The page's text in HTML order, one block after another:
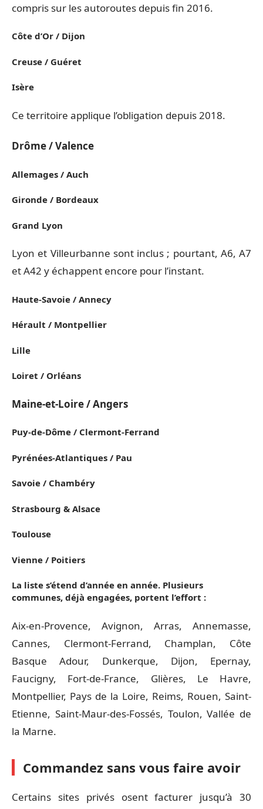
compris sur les autoroutes depuis fin 2016.
Côte d’Or / Dijon
Creuse / Guéret
Isère
Ce territoire applique l’obligation depuis 2018.
Drôme / Valence
Allemages / Auch
Gironde / Bordeaux
Grand Lyon
Lyon et Villeurbanne sont inclus ; pourtant, A6, A7
et A42 y échappent encore pour l’instant.
Haute-Savoie / Annecy
Hérault / Montpellier
Lille
Loiret / Orléans
Maine-et-Loire / Angers
Puy-de-Dôme / Clermont-Ferrand
Pyrénées-Atlantiques / Pau
Savoie / Chambéry
Strasbourg & Alsace
Toulouse
Vienne / Poitiers
La liste s’étend d’année en année. Plusieurs
communes, déjà engagées, portent l’effort :
Aix-en-Provence, Avignon, Arras, Annemasse,
Cannes, Clermont-Ferrand, Champlan, Côte
Basque Adour, Dunkerque, Dijon, Epernay,
Faucigny, Fort-de-France, Glières, Le Havre,
Montpellier, Pays de la Loire, Reims, Rouen, Saint-
Etienne, Saint-Maur-des-Fossés, Toulon, Vallée de
la Marne.
Commandez sans vous faire avoir
Certains sites privés osent facturer jusqu’à 30